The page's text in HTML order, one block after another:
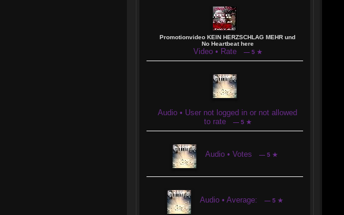
Promotionvideo KEIN HERZSCHLAG MEHR und
No Heartbeat here
Video • Rate — 5 ★
Audio • User not logged in or not allowed
to rate
— 5 ★
Audio • Votes — 5 ★
Audio • Average: — 5 ★